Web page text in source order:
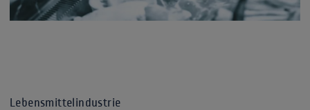
Lebensmittelindustrie